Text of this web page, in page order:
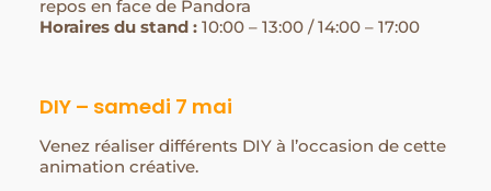
repos en face de Pandora
Horaires du stand :10:00 – 13:00 / 14:00 – 17:00
DIY – samedi 7 mai
Venez réaliser différents DIY à l’occasion de cette
animation créative.